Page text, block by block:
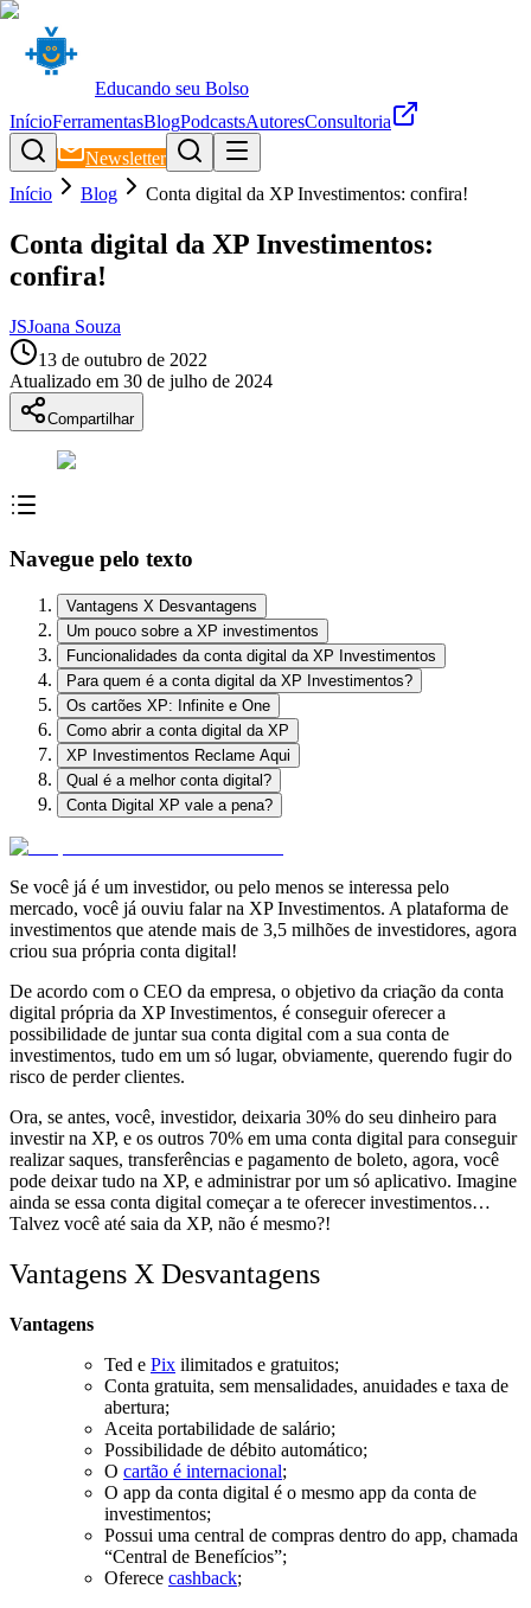
Educando seu Bolso
InícioFerramentasBlogPodcastsAutoresConsultoria
Newsletter
Início
Blog Conta digital da XP Investimentos: confira!
Conta digital da XP Investimentos:
confira!
JSJoana Souza
13 de outubro de 2022
Atualizado em 30 de julho de 2024
Compartilhar
Navegue pelo texto
Vantagens X Desvantagens
Um pouco sobre a XP investimentos
Funcionalidades da conta digital da XP Investimentos
Para quem é a conta digital da XP Investimentos?
Os cartões XP: Infinite e One
Como abrir a conta digital da XP
XP Investimentos Reclame Aqui
Qual é a melhor conta digital?
Conta Digital XP vale a pena?
Se você já é um investidor, ou pelo menos se interessa pelo
mercado, você já ouviu falar na XP Investimentos. A plataforma de
investimentos que atende mais de 3,5 milhões de investidores, agora
criou sua própria conta digital!
De acordo com o CEO da empresa, o objetivo da criação da conta
digital própria da XP Investimentos, é conseguiroferecer a
possibilidade de juntar sua conta digital com a sua conta de
investimentos, tudo em um só lugar, obviamente, querendo fugir do
risco de perder clientes.
Ora, se antes, você, investidor, deixaria 30% do seu dinheiro para
investir na XP, e os outros 70% em uma conta digital para conseguir
realizar saques, transferências e pagamento de boleto, agora, você
pode deixar tudo na XP, e administrar por um só aplicativo. Imagine
ainda se essa conta digital começar a te oferecer investimentos…
Talvez você até saia da XP, não é mesmo?!
Vantagens X Desvantagens
Vantagens
Ted e Pix ilimitados e gratuitos;
Conta gratuita, sem mensalidades, anuidades e taxa de
abertura;
Aceita portabilidade de salário;
Possibilidade de débito automático;
O cartão é internacional;
O app da conta digital é o mesmo app da conta de
investimentos;
Possui uma central de compras dentro do app, chamada
“Central de Benefícios”;
Oferece cashback;